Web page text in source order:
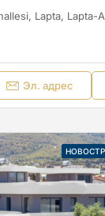
Эл. адрес